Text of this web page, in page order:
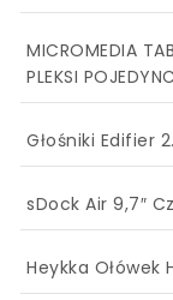
MICROMEDIA
PLEKSI
Głośniki Edifier
sDock Air 9,7″
Heykka Ołówek